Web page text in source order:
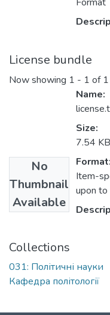
License bundle
Now showing 1 - 1 of 1
No
Thumbnail
Available
Name:
Size:
7.54 KB
Format:
Item-
upon to
Collections
031: Політичні науки
Кафедра політології